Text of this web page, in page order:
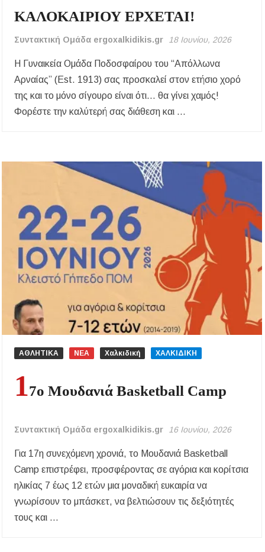
ΚΑΛΟΚΑΙΡΙΟΥ ΕΡΧΕΤΑΙ!
Συντακτική Ομάδα ergoxalkidikis.gr 18 Ιουνίου, 2026
​Η Γυναικεία Ομάδα Ποδοσφαίρου του “Απόλλωνα
Αρναίας” (Est. 1913) σας προσκαλεί στον ετήσιο χορό
της και το μόνο σίγουρο είναι ότι… θα γίνει χαμός! ​
Φορέστε την καλύτερή σας διάθεση και …
ΑΘΛΗΤΙΚΑ ΝΕΑ Χαλκιδική ΧΑΛΚΙΔΙΚΗ
17ο Μουδανιά Basketball Camp
Συντακτική Ομάδα ergoxalkidikis.gr 16 Ιουνίου, 2026
Για 17η συνεχόμενη χρονιά, το Μουδανιά Basketball
Camp επιστρέφει, προσφέροντας σε αγόρια και κορίτσια
ηλικίας 7 έως 12 ετών μια μοναδική ευκαιρία να
γνωρίσουν το μπάσκετ, να βελτιώσουν τις δεξιότητές
τους και …